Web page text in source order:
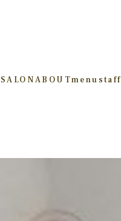
SALONABOUTmenu staff